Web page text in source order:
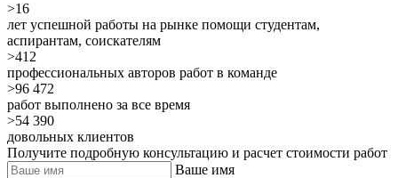
>16
лет успешной работы на рынке помощи студентам,
аспирантам, соискателям
>412
профессиональных авторов работ в команде
>96 472
работ выполнено за все время
>54 390
довольных клиентов
Получите подробную консультацию и расчет стоимости работ
Ваше имя